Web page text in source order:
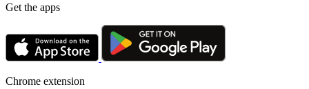
Get the apps
Chrome extension